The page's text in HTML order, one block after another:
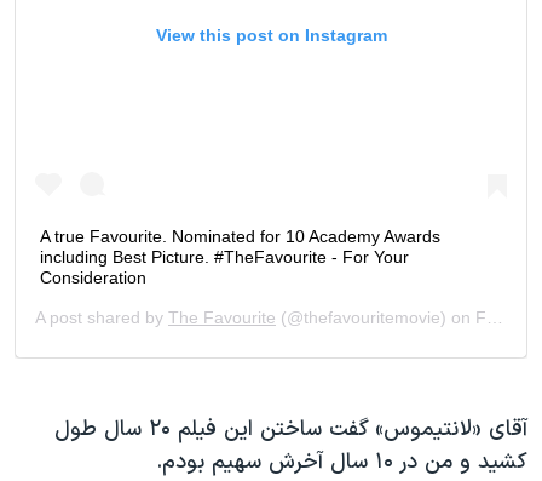
آقای «لانتیموس» گفت ساختن این فیلم ۲۰ سال طول
کشید و من در ۱۰ سال آخرش سهیم بودم.